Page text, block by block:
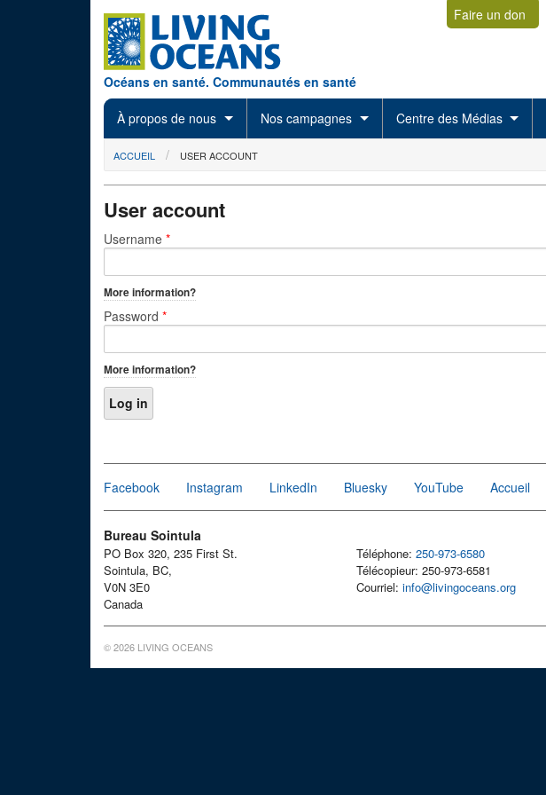
Océans en santé. Communautés en santé
Faire un don
À propos de nous Nos campagnes Centre des Médias
You are here
ACCUEIL USER ACCOUNT
User account
Primary tabs
Username *
More information?
Password *
More information?
Facebook Instagram LinkedIn Bluesky YouTube Accueil
Bureau Sointula
PO Box 320, 235 First St.
Sointula, BC,
V0N 3E0
Canada
Téléphone: 250-973-6580
Télécopieur: 250-973-6581
Courriel: info@livingoceans.org
© 2026 LIVING OCEANS